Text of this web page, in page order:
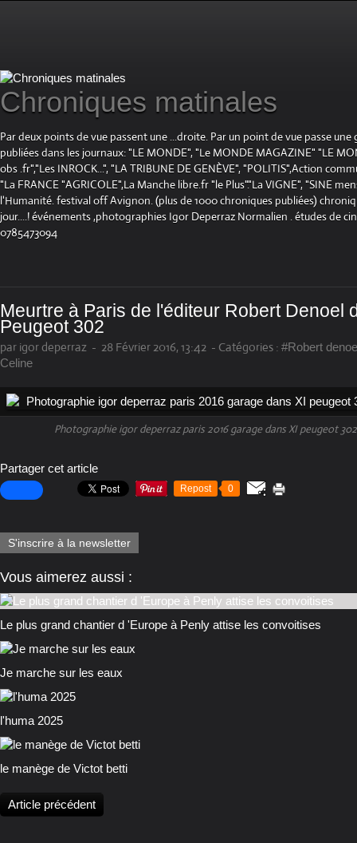
Chroniques matinales
Par deux points de vue passent une ...droite. Par un point de vue passe
publiées dans les journaux: "LE MONDE", "Le MONDE MAGAZINE" "LE
obs .fr","Les INROCK...", "LA TRIBUNE DE GENÈVE", "POLITIS",Action
"La FRANCE "AGRICOLE",La Manche libre.fr "le Plus"."La VIGNE", "SINE
l'Humanité. festival off Avignon. (plus de 1000 chroniques publiées)
jour....! événements ,photographies Igor Deperraz Normalien . études de
0785473094
Meurtre à Paris de l'éditeur Robert Denoel
Peugeot 302
par igor deperraz - 28 Février 2016, 13:42 - Catégories : #Robert
Celine
Photographie igor deperraz paris 2016 garage dans XI peugeot
Partager cet article
Repost 0
S'inscrire à la newsletter
Vous aimerez aussi :
Le plus grand chantier d 'Europe à Penly attise les convoitises
Je marche sur les eaux
l'huma 2025
le manège de Victot betti
Article précédent